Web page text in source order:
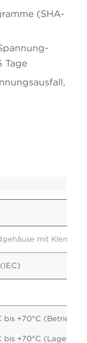
(SHA-
Tage
mit
bis +70°C (Betrieb)
bis +70°C (Lagerung)